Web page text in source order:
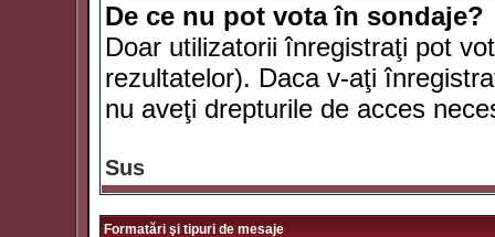
De ce nu pot vota în sondaje?
Doar utilizatorii înregistraţi pot
rezultatelor). Daca v-aţi
nu aveţi drepturile de acces
Sus
Formatări şi tipuri de mesaje